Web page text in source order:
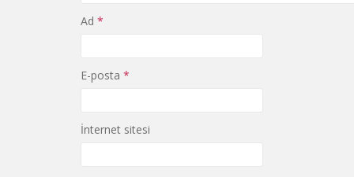
Ad *
E-posta *
İnternet sitesi